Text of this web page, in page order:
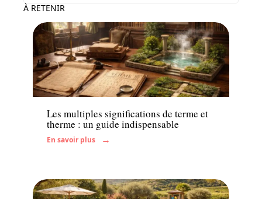
À RETENIR
Enfant
Les multiples significations de terme et
therme : un guide indispensable
En savoir plus